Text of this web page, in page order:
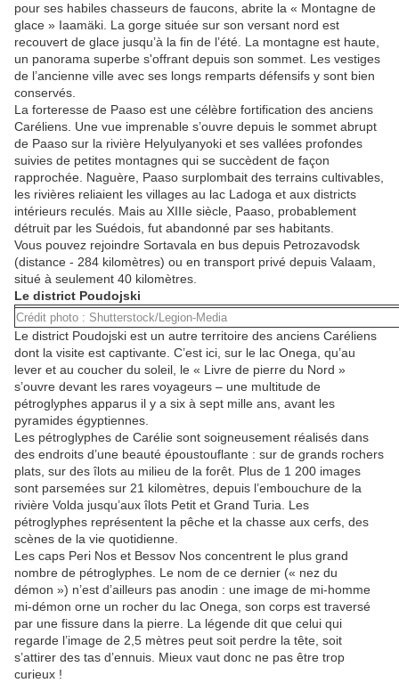
pour ses habiles chasseurs de faucons, abrite la « Montagne de
glace » Iaamäki. La gorge située sur son versant nord est
recouvert de glace jusqu’à la fin de l’été. La montagne est haute,
un panorama superbe s'offrant depuis son sommet. Les vestiges
de l’ancienne ville avec ses longs remparts défensifs y sont bien
conservés.
La forteresse de Paaso est une célèbre fortification des anciens
Caréliens. Une vue imprenable s’ouvre depuis le sommet abrupt
de Paaso sur la rivière Helyulyanyoki et ses vallées profondes
suivies de petites montagnes qui se succèdent de façon
rapprochée. Naguère, Paaso surplombait des terrains cultivables,
les rivières reliaient les villages au lac Ladoga et aux districts
intérieurs reculés . Mais au XIIIe siècle, Paaso, probablement
détruit par les Suédois, fut abandonné par ses habitants.
Vous pouvez rejoindre Sortavala en bus depuis Petrozavodsk
(distance - 284 kilomètres) ou en transport privé depuis Valaam,
situé à seulement 40 kilomètres.
Le district Poudojski
Crédit photo : Shutterstock/Legion-Media
Le district Poudojski est un autre territoire des anciens Caréliens
dont la visite est captivante . C’est ici, sur le lac Onega, qu’au
lever et au coucher du soleil, le « Livre de pierre du Nord »
s’ouvre devant les rares voyageurs – une multitude de
pétroglyphes apparus il y a six à sept mille ans, avant les
pyramides égyptiennes.
Les pétroglyphes de Carélie sont soigneusement réalisés dans
des endroits d’une beauté époustouflante : sur de grands rochers
plats, sur des îlots au milieu de la forêt. Plus de 1 200 images
sont parsemées sur 21 kilomètres, depuis l’embouchure de la
rivière Volda jusqu’aux îlots Petit et Grand Turia. Les
pétroglyphes représentent la pêche et la chasse aux cerfs, des
scènes de la vie quotidienne.
Les caps Peri Nos et Bessov Nos concentrent le plus grand
nombre de pétroglyphes. Le nom de ce dernier (« nez du
démon ») n’est d’ailleurs pas anodin : une image de mi-homme
mi-démon orne un rocher du lac Onega, son corps est traversé
par une fissure dans la pierre. La légende dit que celui qui
regarde l’image de 2,5 mètres peut soit perdre la tête, soit
s’attirer des tas d’ennuis . Mieux vaut donc ne pas être trop
curieux !